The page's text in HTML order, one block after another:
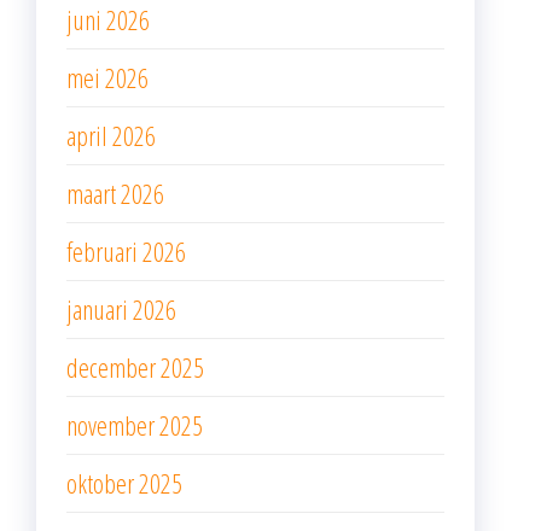
juni 2026
mei 2026
april 2026
maart 2026
februari 2026
januari 2026
december 2025
november 2025
oktober 2025